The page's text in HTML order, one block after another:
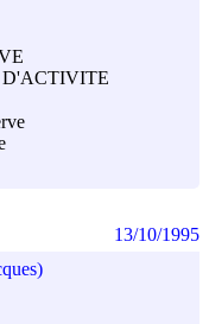
D'ACTIVITE
13/10/1995